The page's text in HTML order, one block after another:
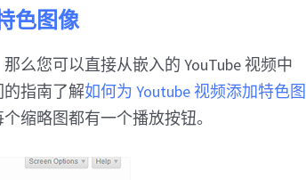
色图像
么您可以直接从嵌入的 YouTube 视频中
指南了解如何为 Youtube 视频添加特色图
缩略图都有一个播放按钮。